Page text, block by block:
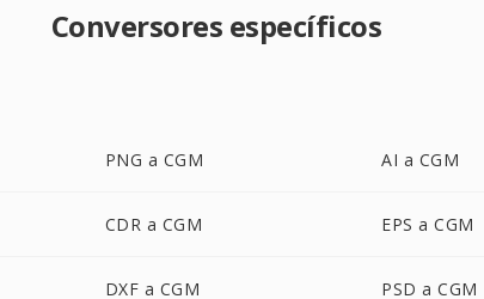
Conversores específicos
PNG a CGM AI a CGM
CDR a CGM EPS a CGM
DXF a CGM PSD a CGM